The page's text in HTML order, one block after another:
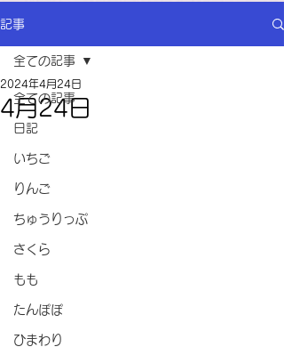
記事
全ての記事
日記
いちご
りんご
ちゅうりっぷ
さくら
もも
たんぽぽ
ひまわり
全ての記事
4月24日
2024年4月24日